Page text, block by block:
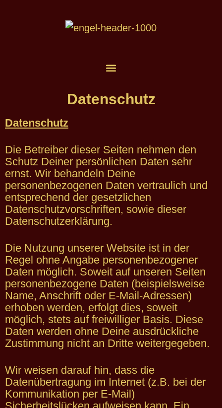
Datenschutz
Datenschutz
Die Betreiber dieser Seiten nehmen den
Schutz Deiner persönlichen Daten sehr
ernst. Wir behandeln Deine
personenbezogenen Daten vertraulich und
entsprechend der gesetzlichen
Datenschutzvorschriften, sowie dieser
Datenschutzerklärung.
Die Nutzung unserer Website ist in der
Regel ohne Angabe personenbezogener
Daten möglich. Soweit auf unseren Seiten
personenbezogene Daten (beispielsweise
Name, Anschrift oder E-Mail-Adressen)
erhoben werden, erfolgt dies, soweit
möglich, stets auf freiwilliger Basis. Diese
Daten werden ohne Deine ausdrückliche
Zustimmung nicht an Dritte weitergegeben.
Wir weisen darauf hin, dass die
Datenübertragung im Internet (z.B. bei der
Kommunikation per E-Mail)